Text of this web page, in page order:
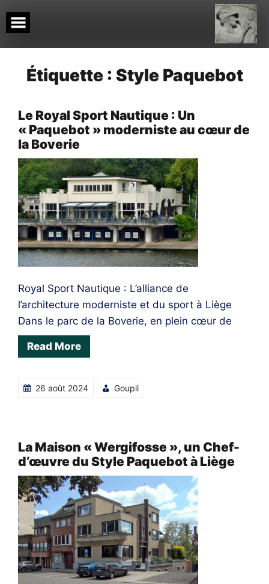
to
content
Étiquette : Style Paquebot
Le Royal Sport Nautique : Un
« Paquebot » moderniste au cœur de
la Boverie
Royal Sport Nautique : L’alliance de
l’architecture moderniste et du sport à Liège
Dans le parc de la Boverie, en plein cœur de
Read More
26 août 2024 Goupil
La Maison « Wergifosse », un Chef-
d’œuvre du Style Paquebot à Liège